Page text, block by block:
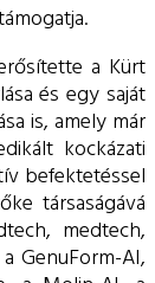
a Kürt
és egy saját
is, amely már
kockázati
befektetéssel
társaságává
medtech,
GenuForm-AI,